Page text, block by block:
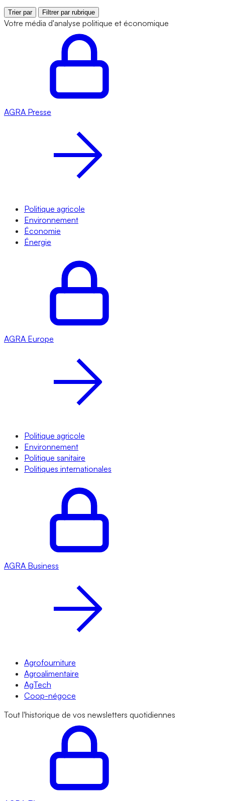
Trier par Filtrer par rubrique
Votre média d'analyse politique et économique
AGRA Presse
Politique agricole
Environnement
Économie
Énergie
AGRA Europe
Politique agricole
Environnement
Politique sanitaire
Politiques internationales
AGRA Business
Agrofourniture
Agroalimentaire
AgTech
Coop-négoce
Tout l'historique de vos newsletters quotidiennes